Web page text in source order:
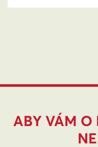
ABY VÁM O